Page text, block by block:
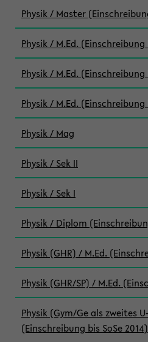
Physik / Master
Physik / M.Ed. (Einschreibung
Physik / M.Ed. (Einschreibung
Physik / M.Ed. (Einschreibung
Physik / Mag
Physik / Sek II
Physik / Sek I
Physik / Diplom
Physik (GHR) / M.Ed.
Physik (GHR/SP) / M.Ed.
Physik (Gym/Ge als zweites
(Einschreibung bis SoSe 2014)